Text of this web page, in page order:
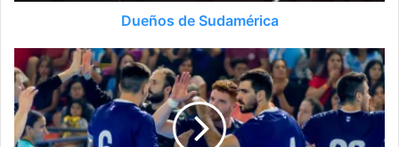
Dueños de Sudamérica